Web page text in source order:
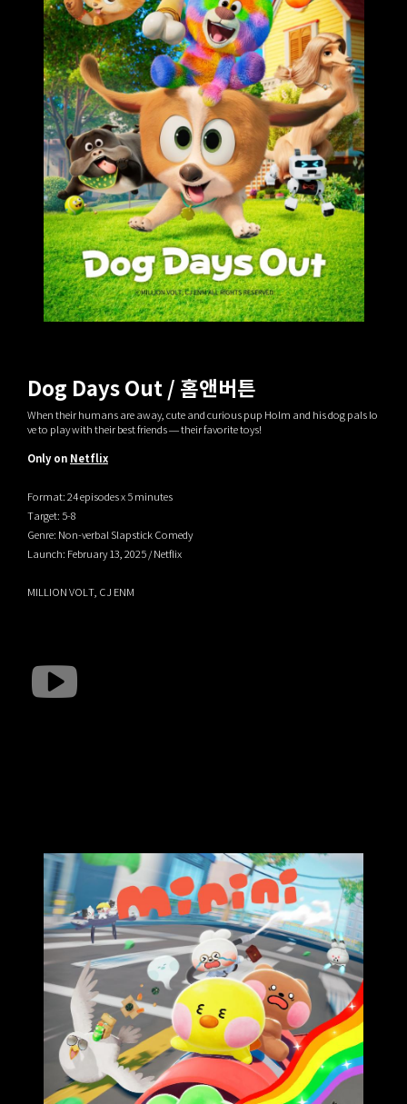
Dog Days Out / 홈앤버튼
When their humans are away, cute and curious pup Holm and his dog pals lo
ve to play with their best friends — their favorite toys!
Only on Netflix
Format: 24 episodes x 5 minutes
Target: 5-8
Genre: Non-verbal Slapstick Comedy
Launch: February 13, 2025 / Netflix
MILLION VOLT, CJ ENM